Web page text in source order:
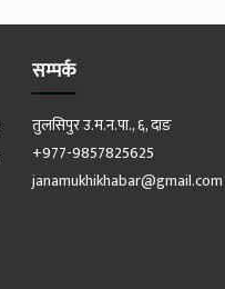
सम्पर्क
तुलसिपुर उ.म.न.पा., ६, दाङ
+977-9857825625
janamukhikhabar@gmail.com